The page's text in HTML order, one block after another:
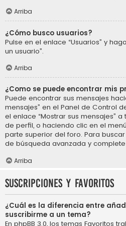
Arriba
¿Cómo busco usuarios?
Pulse en el enlace “Usuarios” y
un usuario”.
Arriba
¿Como se puede encontrar mis
Puede encontrar sus mensajes
mensajes” en el Panel de Control
el enlace “Mostrar sus mensajes”
de perfil, o haciendo clic en el
parte superior del foro. Para
de búsqueda avanzada y
Arriba
Suscripciones y Favoritos
¿Cuál es la diferencia entre
suscribirme a un tema?
En phpBB 3.0, los temas Favoritos